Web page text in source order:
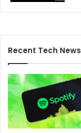
Recent Tech News